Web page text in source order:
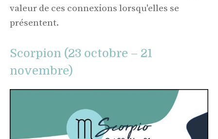
valeur de ces connexions lorsqu'elles se
présentent.
Scorpion (23 octobre – 21
novembre)